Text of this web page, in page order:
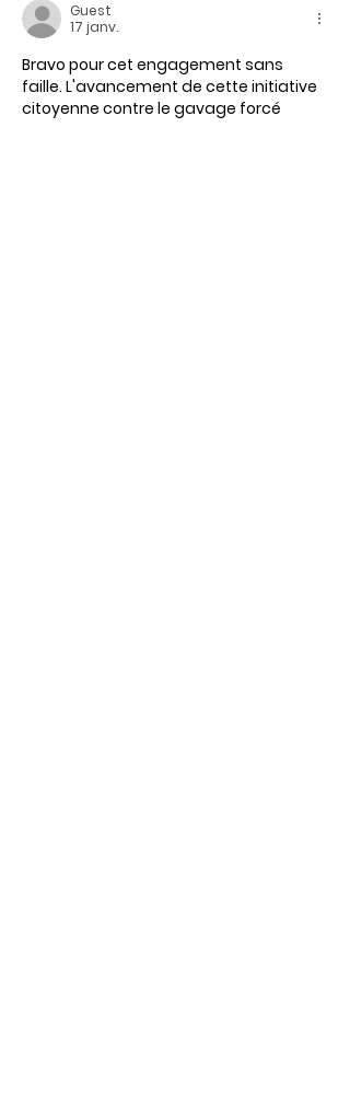
Guest
17 janv.
Bravo pour cet engagement sans
faille. L'avancement de cette initiative
citoyenne contre le gavage forcé